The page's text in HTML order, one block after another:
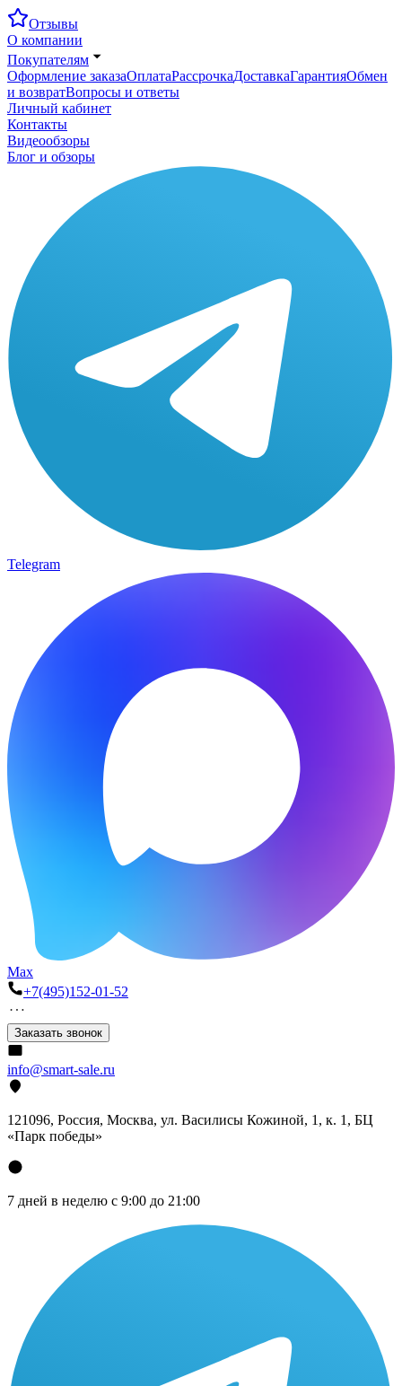
Отзывы
О компании
Покупателям
Оформление заказаОплатаРассрочкаДоставкаГарантияОбмен
и возвратВопросы и ответы
Личный кабинет
Контакты
Видеообзоры
Блог и обзоры
Telegram
Max
+7(495)152-01-52
Заказать звонок
info@smart-sale.ru
121096, Россия, Москва, ул. Василисы Кожиной, 1, к. 1, БЦ
«Парк победы»
7 дней в неделю с 9:00 до 21:00